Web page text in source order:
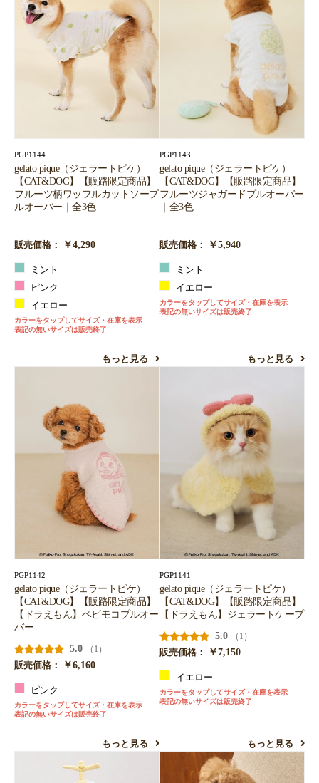
PGP1144
gelato pique（ジェラートピケ）
【CAT&DOG】【販路限定商品】
フルーツ柄ワッフルカットソープ
ルオーバー｜全3色
販売価格： ￥4,290
ミント
ピンク
イエロー
カラーをタップしてサイズ・在庫を表示
表記の無いサイズは販売終了
もっと見る
PGP1143
gelato pique（ジェラートピケ）
【CAT&DOG】【販路限定商品】
フルーツジャガードプルオーバー
｜全3色
販売価格： ￥5,940
ミント
イエロー
カラーをタップしてサイズ・在庫を表示
表記の無いサイズは販売終了
もっと見る
PGP1142
gelato pique（ジェラートピケ）
【CAT&DOG】【販路限定商品】
【ドラえもん】ベビモコプルオー
バー
5.0
（1）
販売価格：
￥6,160
ピンク
カラーをタップしてサイズ・在庫を表示
表記の無いサイズは販売終了
もっと見る
PGP1141
gelato pique（ジェラートピケ）
【CAT&DOG】【販路限定商品】
【ドラえもん】ジェラートケープ
5.0
（1）
販売価格：
￥7,150
イエロー
カラーをタップしてサイズ・在庫を表示
表記の無いサイズは販売終了
もっと見る